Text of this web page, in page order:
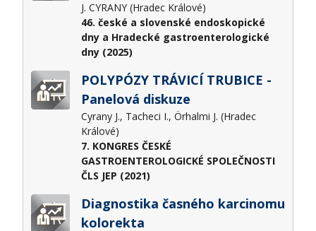
J. CYRANY (Hradec Králové)
46. české a slovenské endoskopické
dny a Hradecké gastroenterologické
dny (2025)
POLYPÓZY TRÁVICÍ TRUBICE -
Panelová diskuze
Cyrany J., Tacheci I., Örhalmi J. (Hradec
Králové)
7. KONGRES ČESKÉ
GASTROENTEROLOGICKÉ SPOLEČNOSTI
ČLS JEP (2021)
Diagnostika časného karcinomu
kolorekta